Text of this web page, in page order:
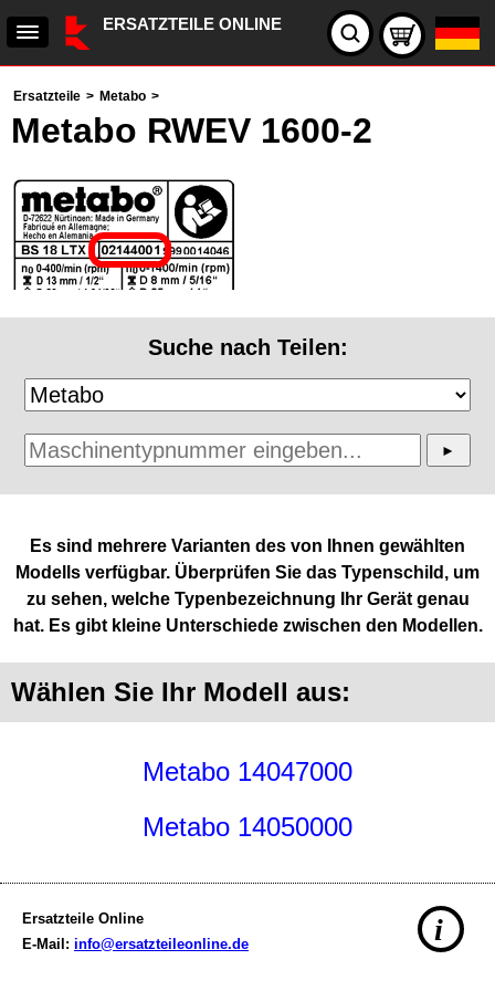
ERSATZTEILE ONLINE
Ersatzteile > Metabo >
Metabo RWEV 1600-2
Suche nach Teilen:
Es sind mehrere Varianten des von Ihnen gewählten
Modells verfügbar. Überprüfen Sie das Typenschild, um
zu sehen, welche Typenbezeichnung Ihr Gerät genau
hat. Es gibt kleine Unterschiede zwischen den Modellen.
Wählen Sie Ihr Modell aus:
Metabo 14047000
Metabo 14050000
Ersatzteile Online
E-Mail: info@ersatzteileonline.de i